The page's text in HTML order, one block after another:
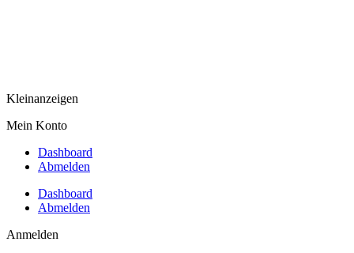
Kleinanzeigen
Mein Konto
Dashboard
Abmelden
Dashboard
Abmelden
Anmelden